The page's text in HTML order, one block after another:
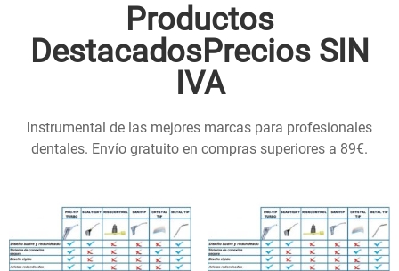
Productos
DestacadosPrecios SIN
IVA
Instrumental de las mejores marcas para profesionales
dentales. Envío gratuito en compras superiores a 89€.